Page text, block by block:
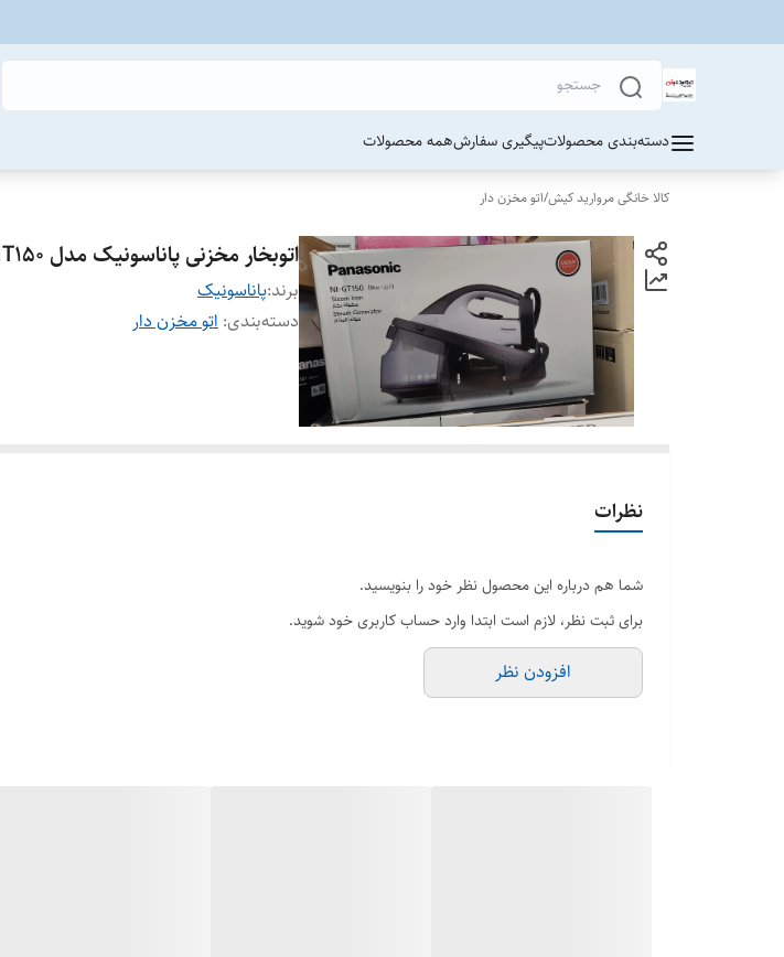
دسته‌بندی محصولاتپیگیری سفارشهمه محصولات
کالا خانگی مروارید کیش/اتو مخزن دار
اتوبخار مخزنی پاناسونیک مدل GT150 - اصلی
برند:پاناسونیک
دسته‌بندی: اتو مخزن دار
نظرات
شما هم درباره این محصول نظر خود را بنویسید.
برای ثبت نظر، لازم است ابتدا وارد حساب کاربری خود شوید.
افزودن نظر